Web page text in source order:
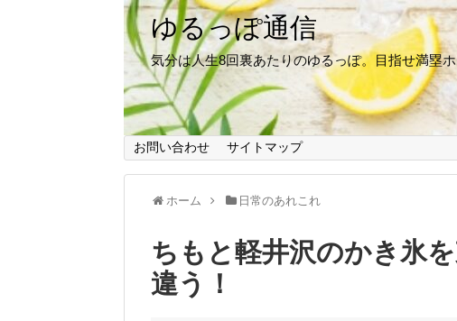
ゆるっぽ通信
気分は人生8回裏あたりのゆるっぽ。目指せ満塁
お問い合わせ サイトマップ
ホーム 日常のあれこれ
ちもと軽井沢のかき氷
違う！